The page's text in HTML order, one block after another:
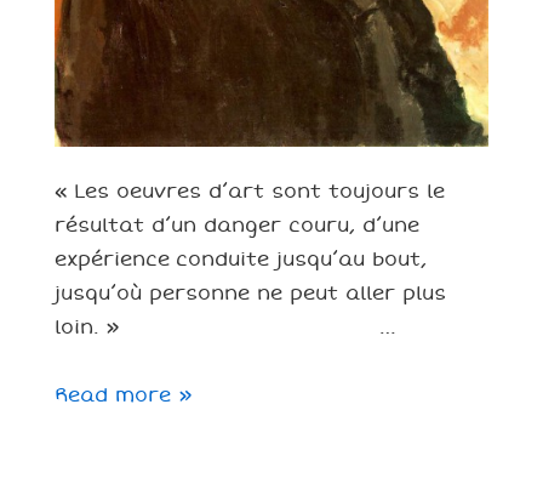
« Les oeuvres d’art sont toujours le
résultat d’un danger couru, d’une
expérience conduite jusqu’au bout,
jusqu’où personne ne peut aller plus
loin. » …
Les
Read more »